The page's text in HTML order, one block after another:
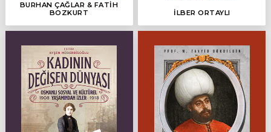
BURHAN ÇAĞLAR & FATİH
BOZKURT
İLBER ORTAYLI